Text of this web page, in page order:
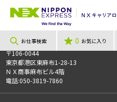
お仕事検索 0 お気に入り
TOP お仕事検索
このお仕事は非公開のお仕事です
お仕事番号014021
〒106-0044
東京都港区東麻布1-28-13
ＮＸ商事麻布ビル4階
電話:050-3819-7860